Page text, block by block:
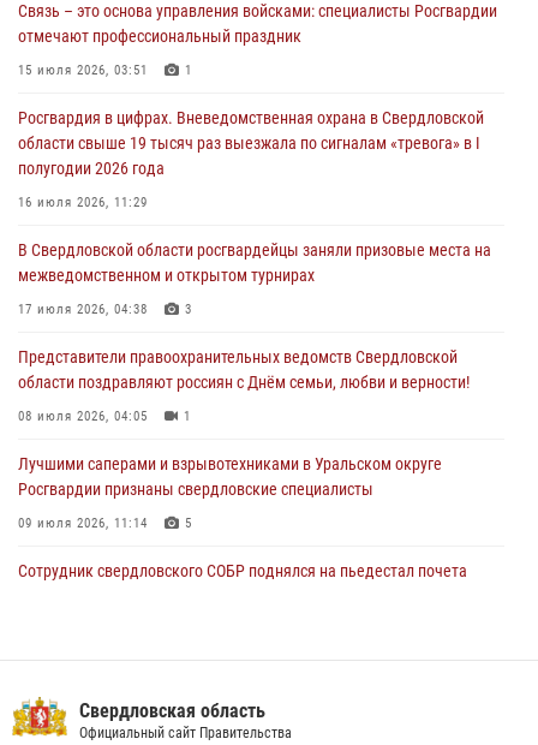
«Телекон»
30 июля 2026, 11:33
спартакиады «Динамо» памяти погибшего офицера милиции
Православные священники поддержали росгвардейцев в зоне СВО
Свердловские росгвардейцы завоевали медали на окружном
чемпионате по комплексному единоборству
Связь – это основа управления войсками: специалисты Росгвардии
отмечают профессиональный праздник
15 июля 2026, 03:51 1
Росгвардия в цифрах. Вневедомственная охрана в Свердловской
области свыше 19 тысяч раз выезжала по сигналам «тревога» в I
полугодии 2026 года
16 июля 2026, 11:29
В Свердловской области росгвардейцы заняли призовые места на
межведомственном и открытом турнирах
17 июля 2026, 04:38 3
Представители правоохранительных ведомств Свердловской
области поздравляют россиян с Днём семьи, любви и верности!
08 июля 2026, 04:05 1
Лучшими саперами и взрывотехниками в Уральском округе
Росгвардии признаны свердловские специалисты
09 июля 2026, 11:14 5
Сотрудник свердловского СОБР поднялся на пьедестал почета
(видео)
04 августа 2026, 09:57 2 1
Свердловская область
Официальный сайт Правительства